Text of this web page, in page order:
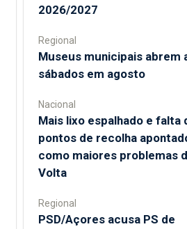
2026/2027
Regional
Museus municipais abrem
sábados em agosto
Nacional
Mais lixo espalhado e falta
pontos de recolha
como maiores problemas
Volta
Regional
PSD/Açores acusa PS de